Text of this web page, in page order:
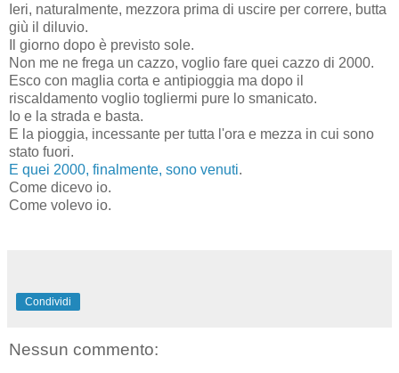
Ieri, naturalmente, mezzora prima di uscire per correre, butta
giù il diluvio.
Il giorno dopo è previsto sole.
Non me ne frega un cazzo, voglio fare quei cazzo di 2000.
Esco con maglia corta e antipioggia ma dopo il
riscaldamento voglio togliermi pure lo smanicato.
Io e la strada e basta.
E la pioggia, incessante per tutta l'ora e mezza in cui sono
stato fuori.
E quei 2000, finalmente, sono venuti.
Come dicevo io.
Come volevo io.
Condividi
Nessun commento: